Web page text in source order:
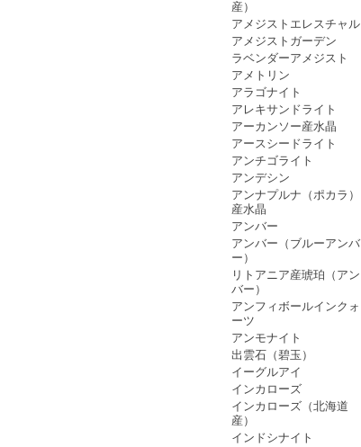
産）
アメジストエレスチャル
アメジストガーデン
ラベンダーアメジスト
アメトリン
アラゴナイト
アレキサンドライト
アーカンソー産水晶
アースシードライト
アンチゴライト
アンデシン
アンナプルナ（ポカラ）
産水晶
アンバー
アンバー（ブルーアンバ
ー）
リトアニア産琥珀（アン
バー）
アンフィボールインクォ
ーツ
アンモナイト
出雲石（碧玉）
イーグルアイ
インカローズ
インカローズ（北海道
産）
インドシナイト